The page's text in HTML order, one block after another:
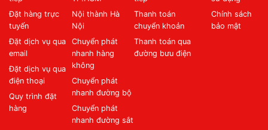
Đặt hàng trực
tuyến
Đặt dịch vụ qua
email
Đặt dịch vụ qua
điện thoại
Quy trình đặt
hàng
Nội thành Hà
Nội
Chuyển phát
nhanh hàng
không
Chuyển phát
nhanh đường bộ
Chuyển phát
nhanh đường sắt
Thanh toán
chuyển khoản
Thanh toán qua
đường bưu điện
Chính sách
bảo mật